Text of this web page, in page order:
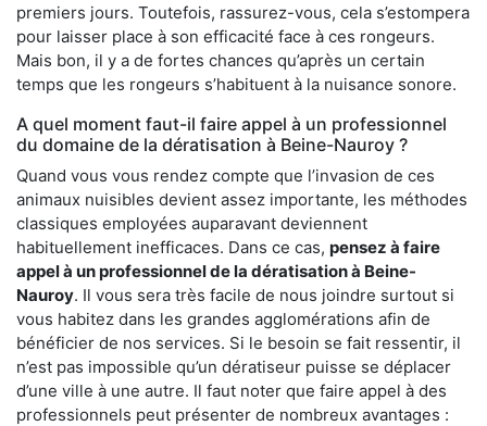
premiers jours. Toutefois, rassurez-vous, cela s’estompera
pour laisser place à son efficacité face à ces rongeurs.
Mais bon, il y a de fortes chances qu’après un certain
temps que les rongeurs s’habituent à la nuisance sonore.
A quel moment faut-il faire appel à un professionnel
du domaine de la dératisation à Beine-Nauroy ?
Quand vous vous rendez compte que l’invasion de ces
animaux nuisibles devient assez importante, les méthodes
classiques employées auparavant deviennent
habituellement inefficaces. Dans ce cas, pensez à faire
appel à un professionnel de la dératisation à Beine-
Nauroy. Il vous sera très facile de nous joindre surtout si
vous habitez dans les grandes agglomérations afin de
bénéficier de nos services. Si le besoin se fait ressentir, il
n’est pas impossible qu’un dératiseur puisse se déplacer
d’une ville à une autre. Il faut noter que faire appel à des
professionnels peut présenter de nombreux avantages :